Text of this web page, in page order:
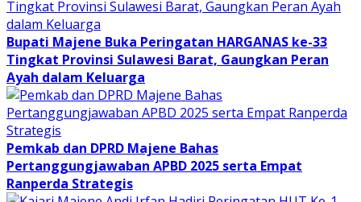
Bupati Majene Buka Peringatan HARGANAS ke-33
Tingkat Provinsi Sulawesi Barat, Gaungkan Peran
Ayah dalam Keluarga
Pemkab dan DPRD Majene Bahas
Pertanggungjawaban APBD 2025 serta Empat
Ranperda Strategis